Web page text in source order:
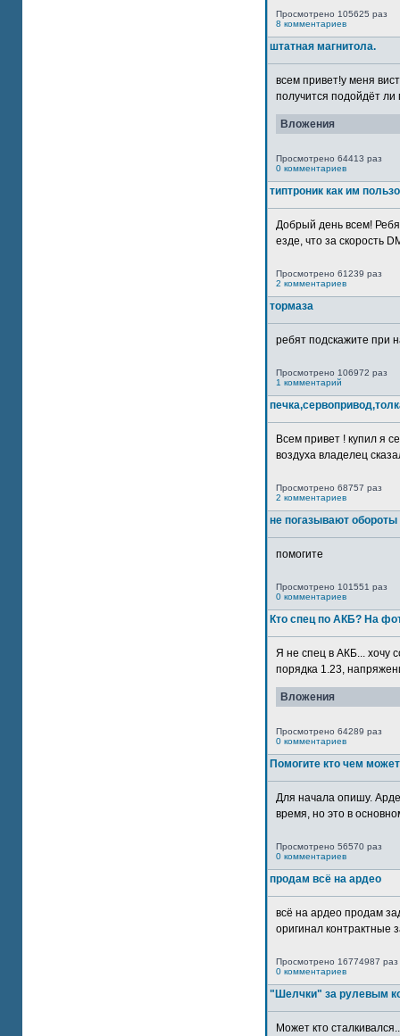
Просмотрено 105625 раз
8 комментариев
штатная магнитола.
всем привет!у меня
получится подойдёт ли
Вложения
Просмотрено 64413 раз
0 комментариев
типтроник как им
Добрый день всем!
езде, что за скорость
Просмотрено 61239 раз
2 комментариев
тормаза
ребят подскажите при
Просмотрено 106972 раз
1 комментарий
Всем привет ! купил я
воздуха владелец
Просмотрено 68757 раз
2 комментариев
не погазывают обороты
помогите
Просмотрено 101551 раз
0 комментариев
Кто спец по АКБ? На
Я не спец в АКБ... хочу
порядка 1.23,
Вложения
Просмотрено 64289 раз
0 комментариев
Помогите кто чем может
Для начала опишу.
время, но это в
Просмотрено 56570 раз
0 комментариев
продам всё на ардео
всё на ардео продам
оригинал контрактные
Просмотрено 16774987 раз
0 комментариев
"Шелчки" за рулевым
Может кто